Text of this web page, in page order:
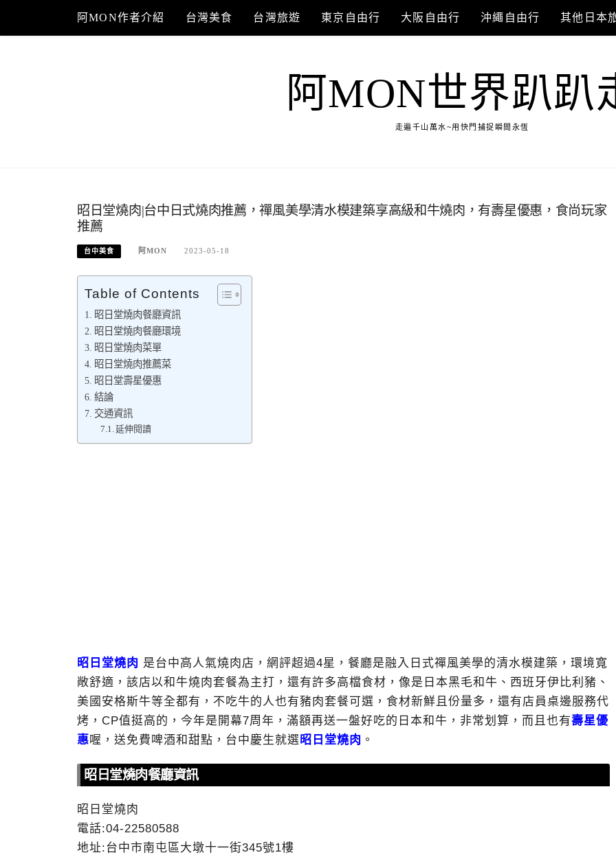
content
阿MON作者介紹 台灣美食 台灣旅遊 東京自由行 大阪自由行 沖繩自由行 其他日本
阿MON世界趴趴
走遍千山萬水~用快門捕捉瞬間永恆
昭日堂燒肉|台中日式燒肉推薦，禪風美學清水模建築享高級和牛燒肉，有壽星優惠，食尚玩家
推薦
台中美食 阿MON 2023-05-18
Table of Contents
昭日堂燒肉餐廳資訊
昭日堂燒肉餐廳環境
昭日堂燒肉菜單
昭日堂燒肉推薦菜
昭日堂壽星優惠
結論
交通資訊
延伸閱讀
昭日堂燒肉 是台中高人氣燒肉店，網評超過4星，餐廳是融入日式禪風美學的清水模建築，環境寬
敞舒適，該店以和牛燒肉套餐為主打，還有許多高檔食材，像是日本黑毛和牛、西班牙伊比利豬、
美國安格斯牛等全都有，不吃牛的人也有豬肉套餐可選，食材新鮮且份量多，還有店員桌邊服務代
烤，CP值挺高的，今年是開幕7周年，滿額再送一盤好吃的日本和牛，非常划算，而且也有壽星優
惠喔，送免費啤酒和甜點，台中慶生就選昭日堂燒肉 。
昭日堂燒肉餐廳資訊
昭日堂燒肉
電話:04-22580588
地址:台中市南屯區大墩十一街345號1樓